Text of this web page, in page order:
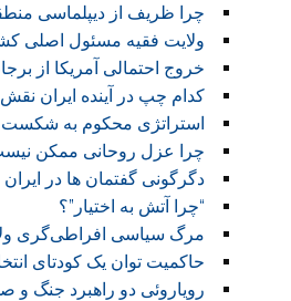
چرا ظریف از دیپلماسی
ولایت فقیه مسئول اصلی
خروج احتمالی آمریکا از
کدام چپ در آینده ایران نقش
استراتژی محکوم به شکست
چرا عزل روحانی ممکن
دگرگونی گفتمان ها در ایران
“چرا آتش به اختیار”؟
مرگ سیاسی افراطی‌گری
حاکمیت توان یک کودتای
رویاروئی دو راهبرد جنگ و